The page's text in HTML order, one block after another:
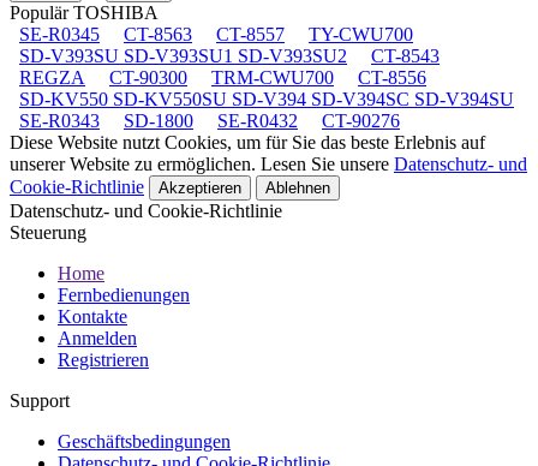
Populär TOSHIBA
SE-R0345
CT-8563 CT-8557
TY-CWU700
SD-V393SU SD-V393SU1 SD-V393SU2
CT-8543
REGZA
CT-90300 TRM-CWU700
CT-8556
SD-KV550 SD-KV550SU SD-V394 SD-V394SC SD-V394SU
SE-R0343
SD-1800 SE-R0432
CT-90276
Diese Website nutzt Cookies, um für Sie das beste Erlebnis auf
unserer Website zu ermöglichen. Lesen Sie unsere Datenschutz- und
Cookie-Richtlinie
Akzeptieren Ablehnen
Datenschutz- und Cookie-Richtlinie
Steuerung
Home
Fernbedienungen
Kontakte
Anmelden
Registrieren
Support
Geschäftsbedingungen